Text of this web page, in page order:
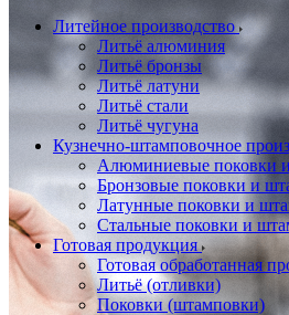
Литейное производство
Литьё алюминия
Литьё бронзы
Литьё латуни
Литьё стали
Литьё чугуна
Кузнечно-штамповочное
Алюминиевые поковки
Бронзовые поковки и
Латунные поковки и
Стальные поковки и
Готовая продукция
Готовая обработанная
Литьё (отливки)
Поковки (штамповки)